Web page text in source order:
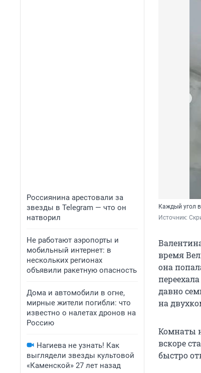
Россиянина арестовали за
звезды в Telegram — что он
натворил
Не работают аэропорты и
мобильный интернет: в
нескольких регионах
объявили ракетную опасность
Дома и автомобили в огне,
мирные жители погибли: что
известно о налетах дронов на
Россию
Нагиева не узнать! Как
выглядели звезды культовой
«Каменской» 27 лет назад
Каждый угол
Источник:
время
она
давно
на
Комнаты
вскоре
быстро